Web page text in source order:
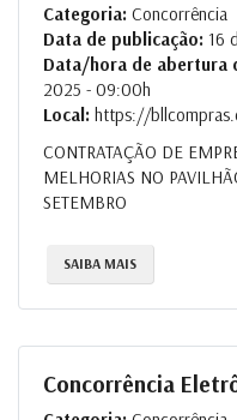
Categoria: Concorrência
Data de publicação: 16
Data/hora de abertura
2025 - 09:00h
Local: https://
CONTRATAÇÃO DE
MELHORIAS NO
SETEMBRO
SAIBA MAIS
Concorrência